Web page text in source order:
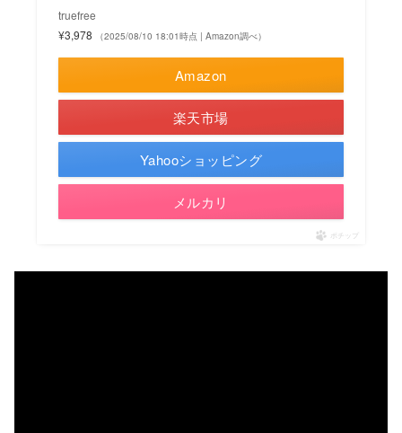
truefree
¥3,978
（2025/08/10 18:01時点 | Amazon調べ）
Amazon
楽天市場
Yahooショッピング
メルカリ
ポチップ